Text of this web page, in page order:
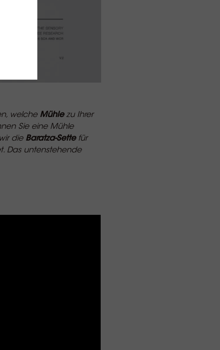
welche Mühle zu Ihrer
Sie eine Mühle
die Baratza-Settefür
Das untenstehende